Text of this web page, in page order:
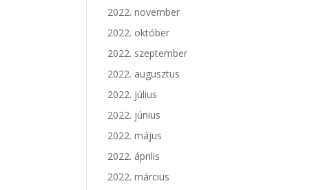
2022. november
2022. október
2022. szeptember
2022. augusztus
2022. július
2022. június
2022. május
2022. április
2022. március